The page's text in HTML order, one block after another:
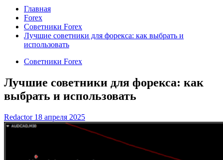
Главная
Forex
Советники Forex
Лучшие советники для форекса: как выбрать и
использовать
Советники Forex
Лучшие советники для форекса: как
выбрать и использовать
Redactor 18 апреля 2025